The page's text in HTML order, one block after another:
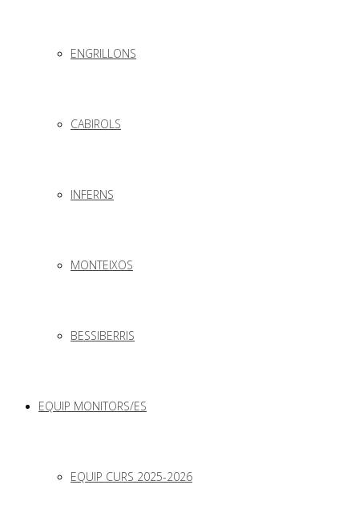
ENGRILLONS
CABIROLS
INFERNS
MONTEIXOS
BESSIBERRIS
EQUIP MONITORS/ES
EQUIP CURS 2025-2026